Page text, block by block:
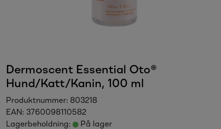
Dermoscent Essential Oto®
Hund/Katt/Kanin, 100 ml
Produktnummer: 803218
EAN: 3760098110582
Lagerbeholdning:
På lager